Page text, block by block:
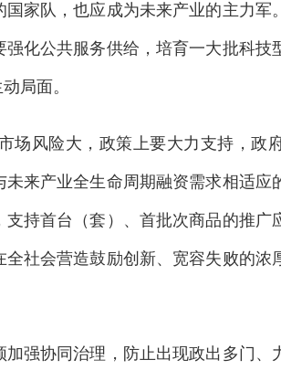
家队，也应成为未来产业的主力军
化公共服务供给，培育一大批科技
局面。
场风险大，政策上要大力支持，政
来产业全生命周期融资需求相适应
持首台（套）、首批次商品的推广
社会营造鼓励创新、宽容失败的浓
强协同治理，防止出现政出多门、